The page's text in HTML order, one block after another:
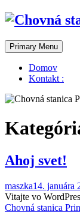
Skip
content
Primary Menu
Domov
Kontakt :
Ahoj svet!
maszka14. januára
Vitajte vo
Chovná stanica